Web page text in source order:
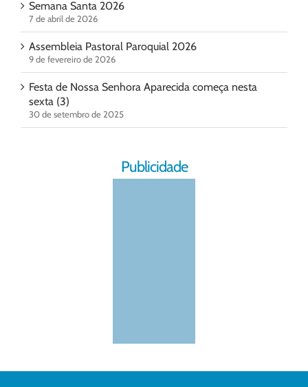
Semana Santa 2026
7 de abril de 2026
Assembleia Pastoral Paroquial 2026
9 de fevereiro de 2026
Festa de Nossa Senhora Aparecida começa nesta
sexta (3)
30 de setembro de 2025
Publicidade